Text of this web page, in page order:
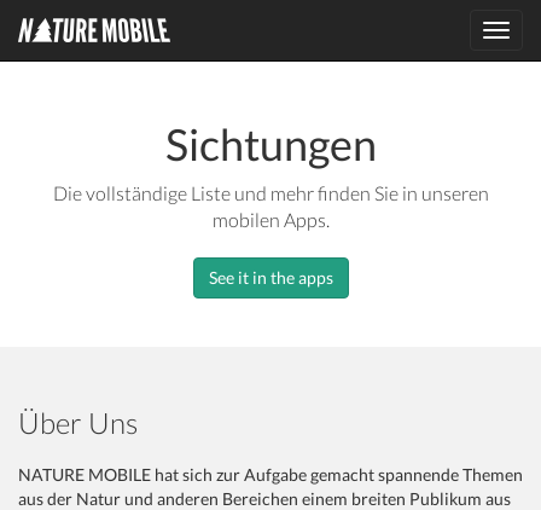
Sichtungen
Die vollständige Liste und mehr finden Sie in unseren
mobilen Apps.
See it in the apps
Über Uns
NATURE MOBILE hat sich zur Aufgabe gemacht spannende Themen
aus der Natur und anderen Bereichen einem breiten Publikum aus